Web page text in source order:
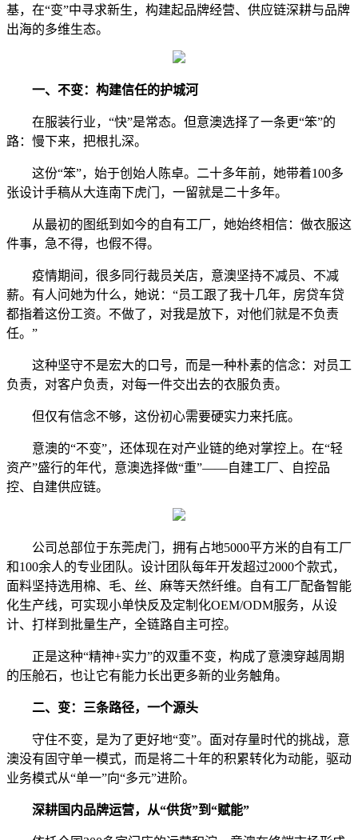
基，在“变”中寻求新生，构建起品牌经营、供应链深耕与品牌
出海的多维生态。
一、不变：构建信任的护城河
在服装行业，“快”是常态。但意澳选择了一条更“笨”的
路：慢下来，把根扎深。
这份“笨”，始于创始人陈卓。二十多年前，她带着100多
张设计手稿从大连南下虎门，一留就是二十多年。
从最初的图纸到如今的自有工厂，她始终相信：做衣服这
件事，急不得，也假不得。
疫情期间，很多同行裁员关店，意澳坚持不减员、不减
薪。有人问她为什么，她说：“员工跟了我十几年，房贷车贷
都指着这份工资。不做了，对我是放下，对他们就是不负责
任。”
这种坚守不是宏大的口号，而是一种朴素的信念：对员工
负责，对客户负责，对每一件交出去的衣服负责。
但仅有信念不够，这份初心需要硬实力来托底。
意澳的“不变”，还体现在对产业链的绝对掌控上。在“轻
资产”盛行的年代，意澳选择做“重”——自建工厂、自控品
控、自建供应链。
公司总部位于东莞虎门，拥有占地5000平方米的自有工厂
和100余人的专业团队。设计团队每年开发超过2000个款式，
面料坚持选用棉、毛、丝、麻等天然纤维。自有工厂配备智能
化生产线，可实现小单快反及定制化OEM/ODM服务，从设
计、打样到批量生产，全链路自主可控。
正是这种“精神+实力”的双重不变，构成了意澳穿越周期
的压舱石，也让它有能力长出更多新的业务触角。
二、变：三条路径，一个源头
守住不变，是为了更好地“变”。面对存量时代的挑战，意
澳没有固守单一模式，而是将二十年的积累转化为动能，驱动
业务模式从“单一”向“多元”进阶。
深耕国内品牌运营，从“供货”到“赋能”